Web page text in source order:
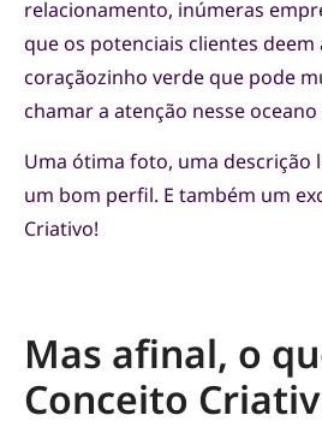
relacionamento, inúmeras
que os potenciais clientes deem
coraçãozinho verde que pode
chamar a atenção nesse
Uma ótima foto, uma descrição
um bom perfil. E também um
Criativo!
Mas afinal, o
Conceito